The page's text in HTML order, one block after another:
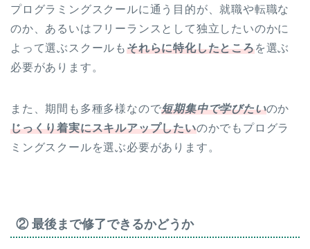
プログラミングスクールに通う目的が、就職や転職な
のか、あるいはフリーランスとして独立したいのかに
よって選ぶスクールもそれらに特化したところを選ぶ
必要があります。
また、期間も多種多様なので短期集中で学びたいのか
じっくり着実にスキルアップしたいのかでもプログラ
ミングスクールを選ぶ必要があります。
② 最後まで修了できるかどうか